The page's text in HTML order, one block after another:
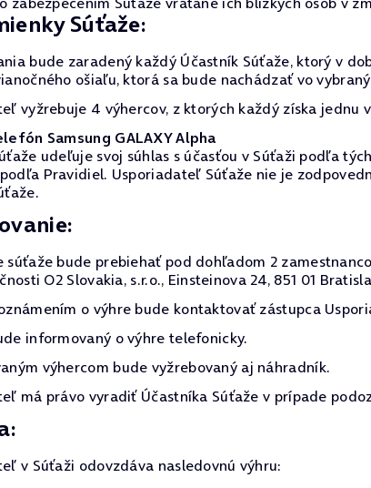
Súťaže:
bude zaradený každý Účastník Súťaže, ktorý v
ošiaľu, ktorá sa bude nachádzať vo
vyžrebuje 4 výhercov, z ktorých každý získa jednu
Samsung GALAXY Alpha
udeľuje svoj súhlas s účasťou v Súťaži podľa
Pravidiel. Usporiadateľ Súťaže nie je
súťaže bude prebiehať pod dohľadom 2
O2 Slovakia, s.r.o., Einsteinova 24, 851 01
o výhre bude kontaktovať zástupca
informovaný o výhre telefonicky.
výhercom bude vyžrebovaný aj náhradník.
má právo vyradiť Účastníka Súťaže v prípade
v Súťaži odovzdáva nasledovnú výhru: